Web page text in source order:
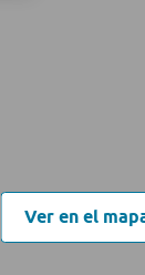
Ver en el